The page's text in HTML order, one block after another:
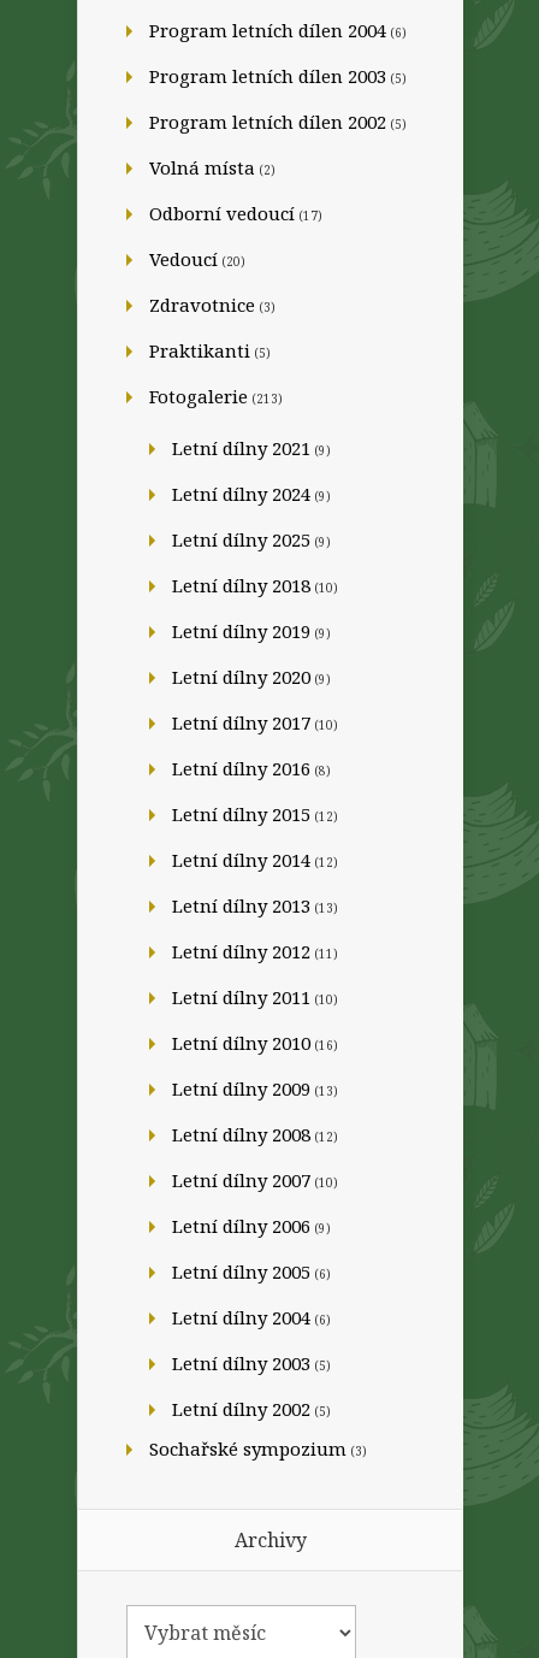
Program letních dílen 2004 (6)
Program letních dílen 2003 (5)
Program letních dílen 2002 (5)
Volná místa (2)
Odborní vedoucí (17)
Vedoucí (20)
Zdravotnice (3)
Praktikanti (5)
Fotogalerie (213)
Letní dílny 2021 (9)
Letní dílny 2024 (9)
Letní dílny 2025 (9)
Letní dílny 2018 (10)
Letní dílny 2019 (9)
Letní dílny 2020 (9)
Letní dílny 2017 (10)
Letní dílny 2016 (8)
Letní dílny 2015 (12)
Letní dílny 2014 (12)
Letní dílny 2013 (13)
Letní dílny 2012 (11)
Letní dílny 2011 (10)
Letní dílny 2010 (16)
Letní dílny 2009 (13)
Letní dílny 2008 (12)
Letní dílny 2007 (10)
Letní dílny 2006 (9)
Letní dílny 2005 (6)
Letní dílny 2004 (6)
Letní dílny 2003 (5)
Letní dílny 2002 (5)
Sochařské sympozium (3)
Archivy